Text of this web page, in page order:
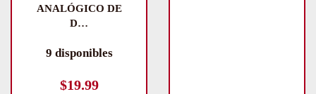
ANALÓGICO DE
D…
9 disponibles
$19.99